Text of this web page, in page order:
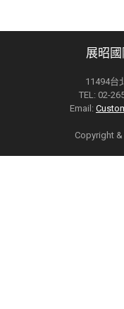
展昭
11494台
TEL: 02-
Email:
Copyright